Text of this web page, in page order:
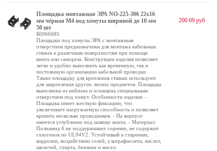
Площадка монтажная ЭРА NO-225-306 22х16
мм чёрная М4 под хомуты шириной до 10 мм
50 шт
Б0066685
Площадки под хомуты ЭРА с монтажным
отверстием предназначены для монтажа кабельных
стяжек к различным поверхностям при помощи
винта или самореза. Конструкция изделия позволяет
легко и удобно выполнить как временную, так и
постоянную организацию кабельной проводки.
Также площадку для крепления стяжки используют
для закрепления других легких предметов. Площадка
выполнена из нейлона и оснащена специальным
отверстием под хомут. Особенности изделия: -
Площадка имеет жесткую фиксацию, что
увеличивает нагружаемую способность и позволяет
крепить несколько проводников. - На корпусе
имеется углубление под шляпку винта. - Материал:
Полиамид 6 не поддерживает горение, не содержит
галогенов по UL94V2. Устойчивый к старению,
коррозии, воздействию солей, ультрафиолета, кислот,
щелочей, спирта, бензина и масел.
200.69 руб